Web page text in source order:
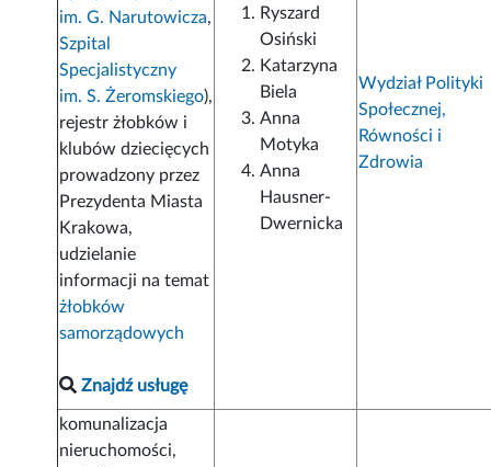
im. G. Narutowicza,
Szpital
Specjalistyczny
im. S. Żeromskiego),
rejestr żłobków i
klubów dziecięcych
prowadzony przez
Prezydenta Miasta
Krakowa,
udzielanie
informacji na temat
żłobków
samorządowych
Znajdź usługę
Ryszard
Osiński
Katarzyna
Biela
Anna
Motyka
Anna
Hausner-
Dwernicka
Wydział Polityki
Społecznej,
Równości i
Zdrowia
komunalizacja
nieruchomości,